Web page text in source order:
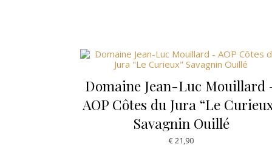
Domaine Jean-Luc Mouillard
AOP Côtes du Jura “Le
Savagnin Ouillé
€21,90